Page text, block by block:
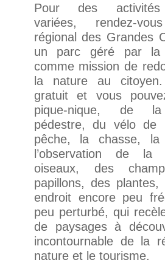
Pour des activités
variées, rendez-
régional des Grandes
un parc géré par
comme mission de
la nature au
gratuit et vous
pique-nique, de la
pédestre, du vélo de
pêche, la chasse, la
l’observation de la
oiseaux, des
papillons, des plantes,
endroit encore peu
peu perturbé, qui
de paysages à
incontournable de la
nature et le tourisme.